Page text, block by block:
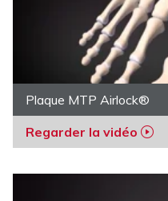
Plaque MTP Airlock®
Regarder la vidéo